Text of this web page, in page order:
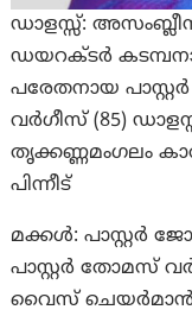
ഡാളസ്സ്:
ഡയറക്ടർ
പരേതനായ
വർഗീസ് (85)
തൃക്കണ്ണമംഗലം
പിന്നീട്
മക്കൾ: പാസ്റ്റർ
പാസ്റ്റർ തോമസ്
വൈസ് ചെയർമാൻ),